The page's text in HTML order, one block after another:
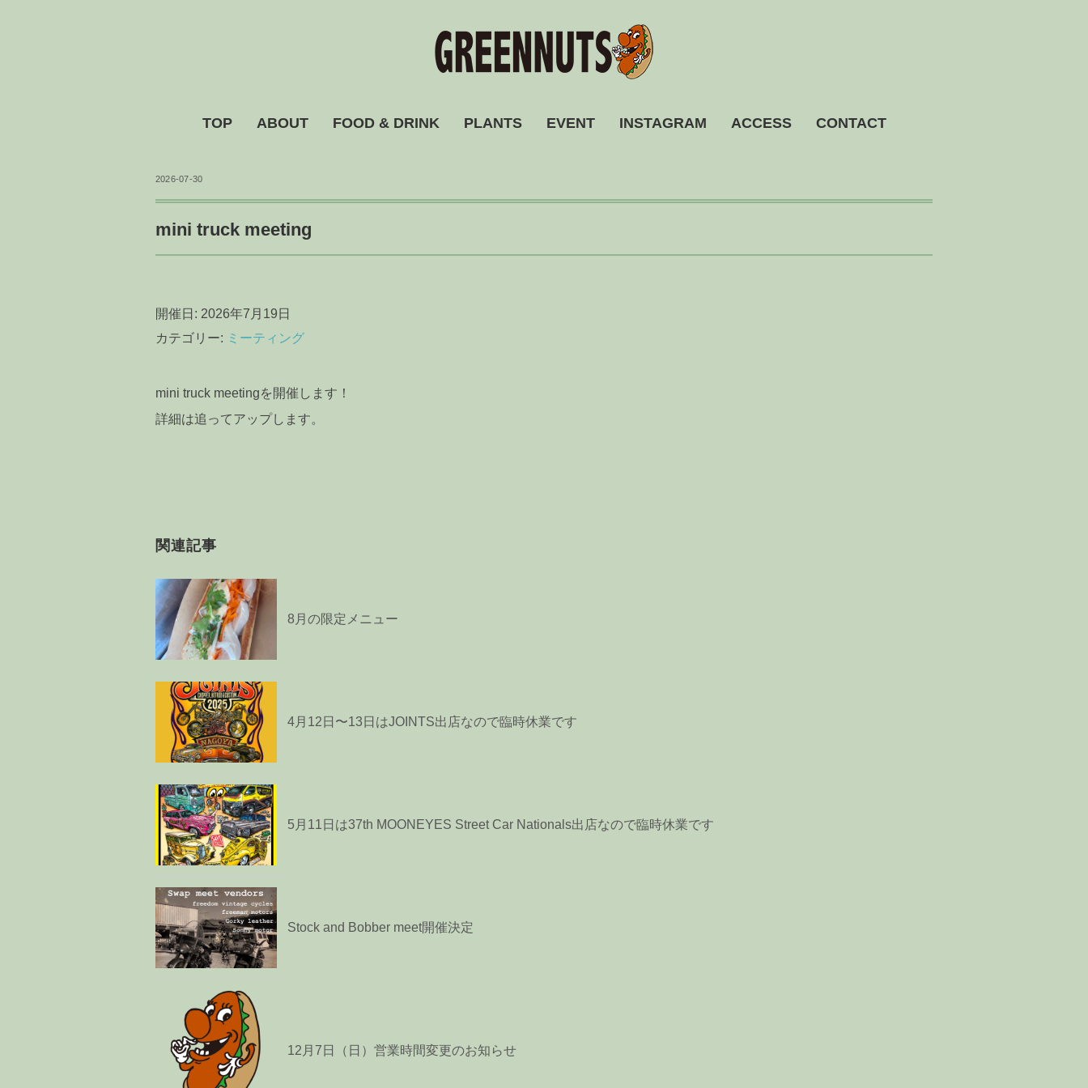
TOP ABOUT FOOD & DRINK PLANTS EVENT INSTAGRAM ACCESS CONTACT
2026-07-30
mini truck meeting
開催日: 2026年7月19日
カテゴリー: ミーティング
mini truck meetingを開催します！
詳細は追ってアップします。
関連記事
8月の限定メニュー
4月12日〜13日はJOINTS出店なので臨時休業です
5月11日は37th MOONEYES Street Car Nationals出店なので臨時休業です
Stock and Bobber meet開催決定
12月7日（日）営業時間変更のお知らせ